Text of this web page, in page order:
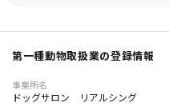
第一種動物取扱業の登録情報
事業所名
ドッグサロン リアルシング